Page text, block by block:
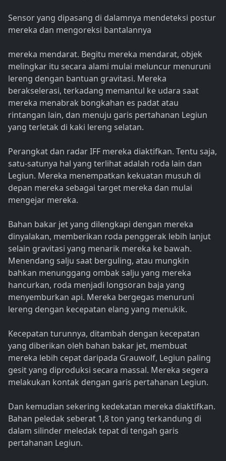
Sensor yang dipasang di dalamnya mendeteksi postur
mereka dan mengoreksi bantalannya
mereka mendarat. Begitu mereka mendarat, objek
melingkar itu secara alami mulai meluncur menuruni
lereng dengan bantuan gravitasi. Mereka
berakselerasi, terkadang memantul ke udara saat
mereka menabrak bongkahan es padat atau
rintangan lain, dan menuju garis pertahanan Legiun
yang terletak di kaki lereng selatan.
Perangkat dan radar IFF mereka diaktifkan. Tentu saja,
satu-satunya hal yang terlihat adalah roda lain dan
Legiun. Mereka menempatkan kekuatan musuh di
depan mereka sebagai target mereka dan mulai
mengejar mereka.
Bahan bakar jet yang dilengkapi dengan mereka
dinyalakan, memberikan roda penggerak lebih lanjut
selain gravitasi yang menarik mereka ke bawah.
Menendang salju saat berguling, atau mungkin
bahkan menunggang ombak salju yang mereka
hancurkan, roda menjadi longsoran baja yang
menyemburkan api. Mereka bergegas menuruni
lereng dengan kecepatan elang yang menukik.
Kecepatan turunnya, ditambah dengan kecepatan
yang diberikan oleh bahan bakar jet, membuat
mereka lebih cepat daripada Grauwolf, Legiun paling
gesit yang diproduksi secara massal. Mereka segera
melakukan kontak dengan garis pertahanan Legiun.
Dan kemudian sekering kedekatan mereka diaktifkan.
Bahan peledak seberat 1,8 ton yang terkandung di
dalam silinder meledak tepat di tengah garis
pertahanan Legiun.